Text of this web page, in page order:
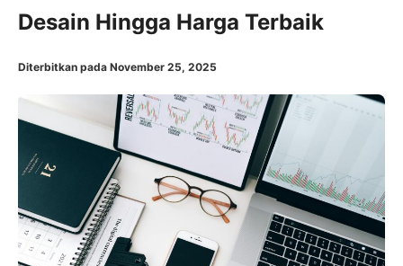
Desain Hingga Harga Terbaik
Diterbitkan pada November 25, 2025